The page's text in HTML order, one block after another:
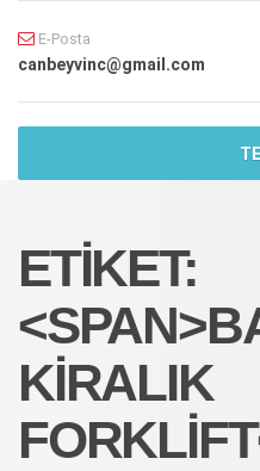
E-Posta
canbeyvinc@gmail.com
ETIKET:
KIRALIK